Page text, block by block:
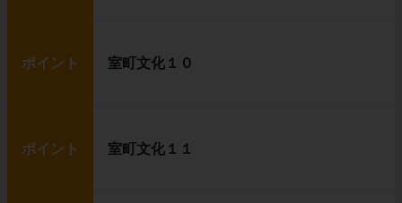
ポイント 室町文化１０
ポイント 室町文化１１